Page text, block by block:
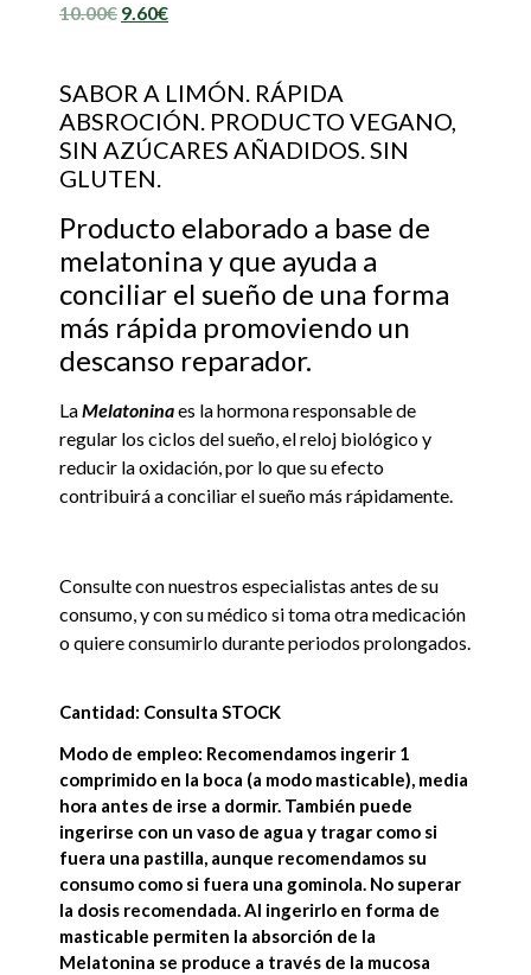
10.00€ 9.60€
SABOR A LIMÓN. RÁPIDA
ABSROCIÓN. PRODUCTO VEGANO,
SIN AZÚCARES AÑADIDOS. SIN
GLUTEN.
Producto elaborado a base de
melatonina y que ayuda a
conciliar el sueño de una forma
más rápida promoviendo un
descanso reparador.
LaMelatoninaes la hormona responsable de
regular los ciclos del sueño, el reloj biológico y
reducir la oxidación, por lo que su efecto
contribuirá a conciliar el sueño más rápidamente.
Consulte con nuestros especialistas antes de su
consumo, y con su médico si toma otra medicación
o quiere consumirlo durante periodos prolongados.
Cantidad: Consulta STOCK
Modo de empleo: Recomendamos ingerir 1
comprimido en la boca (a modo masticable), media
hora antes de irse a dormir. También puede
ingerirse con un vaso de agua y tragar como si
fuera una pastilla, aunque recomendamos su
consumo como si fuera una gominola. No superar
la dosis recomendada. Al ingerirlo en forma de
masticable permiten la absorción de la
Melatonina se produce a través de la mucosa